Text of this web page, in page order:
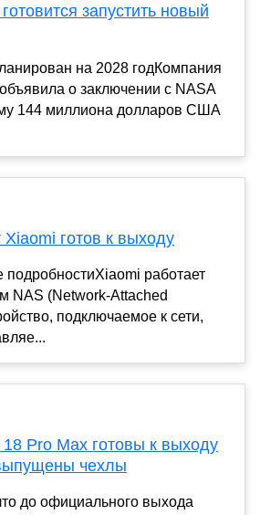
запустить новый
на 2028 годКомпания
о заключении с NASA
144 миллиона долларов США
готов к выходу
работает
NAS (Network-Attached
подключаемое к сети,
Pro Max готовы к выходу
чехлы
до официального выхода